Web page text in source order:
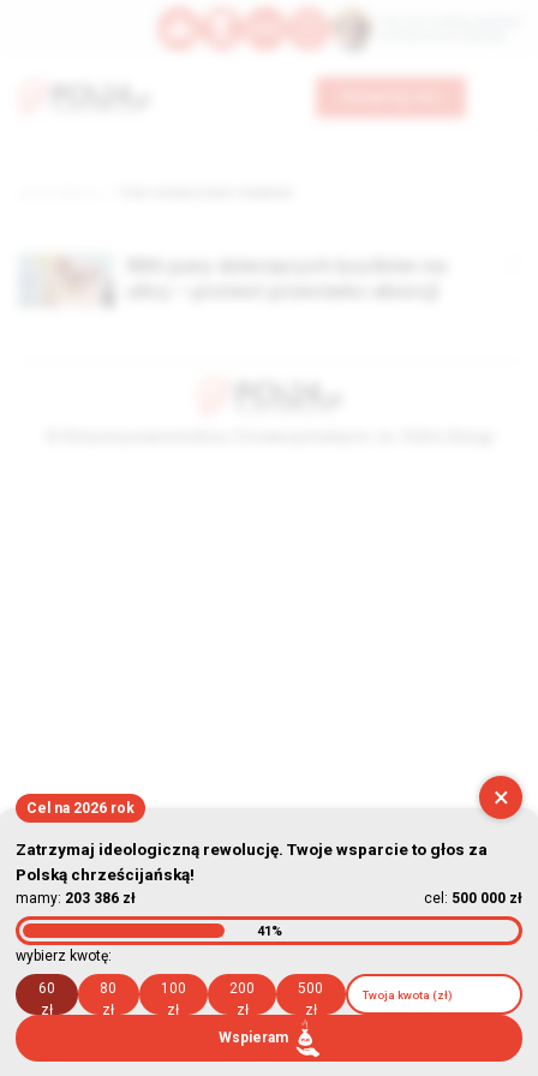
×
Cel na 2026 rok
Zatrzymaj ideologiczną rewolucję. Twoje wsparcie to głos za
Polską chrześcijańską!
mamy: 203 386 zł cel: 500 000 zł
41%
wybierz kwotę:
60
zł
80
zł
100
zł
200
zł
500
zł
Wspieram